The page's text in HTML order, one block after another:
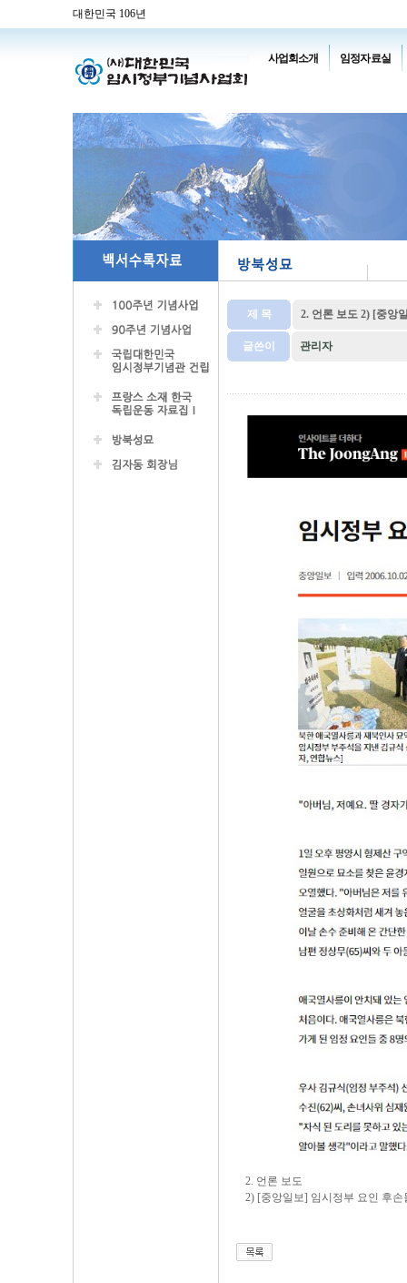
대한민국 106년
사업회소개 임정자료실
제 목 2. 언론 보도 2) [중앙
글쓴이 관리자
2. 언론 보도
2) [중앙일보] 임시정부 요인 후손